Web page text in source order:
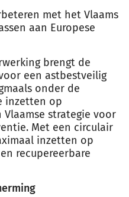
met het Vlaams
aan Europese
brengt de
een astbestveilig
onder de
inzetten op
strategie voor
Met een circulair
inzetten op
recupereerbare